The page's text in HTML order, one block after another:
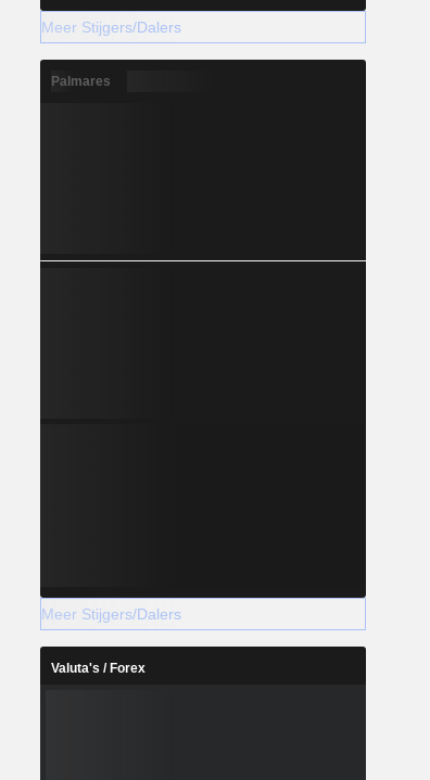
Meer Stijgers/Dalers
Palmares
Meer Stijgers/Dalers
Valuta's / Forex